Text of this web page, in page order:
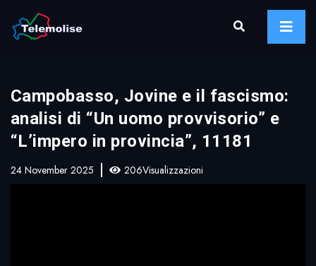
Campobasso, Jovine e il fascismo:
analisi di “Un uomo provvisorio” e
“L’impero in provincia”, 11181
24 November 2025 206Visualizzazioni